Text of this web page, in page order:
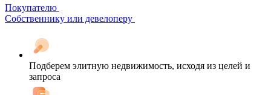
Покупателю
Собственнику или девелоперу
Подберем элитную недвижимость, исходя из целей и
запроса